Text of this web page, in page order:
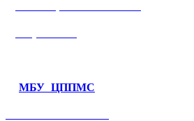
МБУ ЦППМС